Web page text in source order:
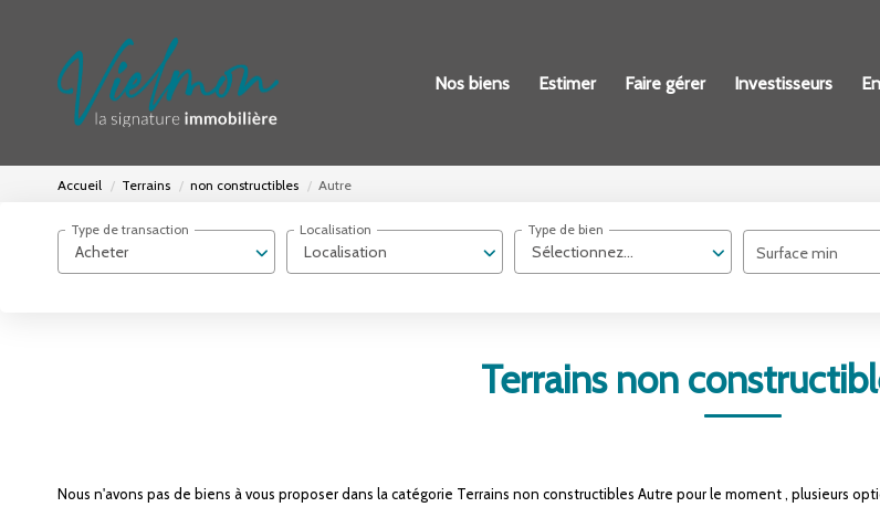
Nos biens Estimer Faire gérer Investisseurs
Accueil Terrains non constructibles Autre
Acheter
Type de transaction
Localisation
Localisation
Sélectionnez...
Type de bien
Surface min
Terrains non
Nous n'avons pas de biens à vous proposer dans la catégorie Terrains non constructibles Autre pour le moment , plusieurs